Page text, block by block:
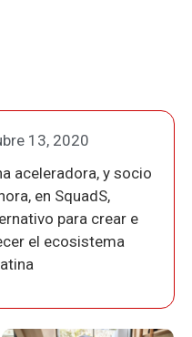
13, 2020
aceleradora, y socio
en SquadS,
para crear e
el ecosistema